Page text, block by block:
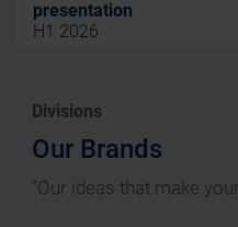
presentation
H1 2026
Divisions
Our Brands
“Our ideas that make